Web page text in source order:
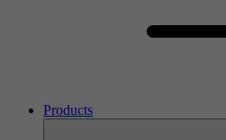
Products